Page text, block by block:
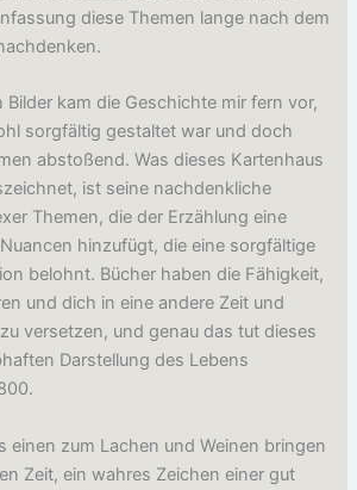
diese Themen lange nach dem
Bilder kam die Geschichte mir fern vor,
sorgfältig gestaltet war und doch
abstoßend. Was dieses Kartenhaus
ist seine nachdenkliche
Themen, die der Erzählung eine
hinzufügt, die eine sorgfältige
belohnt. Bücher haben die Fähigkeit,
und dich in eine andere Zeit und
versetzen, und genau das tut dieses
Darstellung des Lebens
einen zum Lachen und Weinen bringen
Zeit, ein wahres Zeichen einer gut